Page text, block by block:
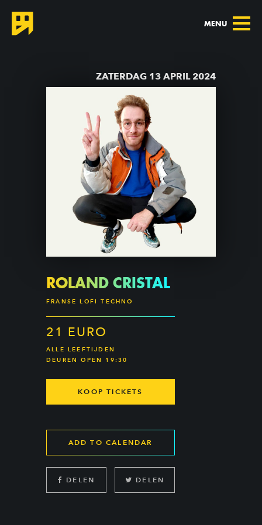
MENU
ZATERDAG 13 APRIL 2024
ROLAND CRISTAL
FRANSE LOFI TECHNO
21 EURO
ALLE LEEFTIJDEN
DEUREN OPEN 19:30
KOOP TICKETS
ADD TO CALENDAR
DELEN DELEN